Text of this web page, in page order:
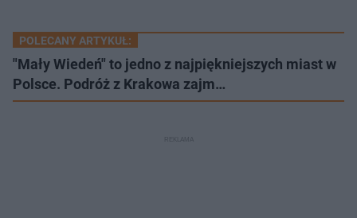
POLECANY ARTYKUŁ:
"Mały Wiedeń" to jedno z najpiękniejszych miast w
Polsce. Podróż z Krakowa zajm…